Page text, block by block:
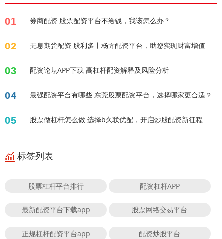
01 券商配资 股票配资平台不给钱，我该怎么办？
02 无息期货配资 股利多丨杨方配资平台，助您实现财富增值
03 配资论坛APP下载 高杠杆配资解释及风险分析
04 最强配资平台有哪些 东莞股票配资平台，选择哪家更合适？
05 股票做杠杆怎么做 选择b久联优配，开启炒股配资新征程
标签列表
股票杠杆平台排行 配资杠杆APP
最新配资平台下载app 股票网络交易平台
正规杠杆配资平台app 配资炒股平台